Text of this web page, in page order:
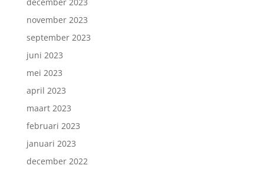
november 2023
september 2023
juni 2023
mei 2023
april 2023
maart 2023
februari 2023
januari 2023
december 2022